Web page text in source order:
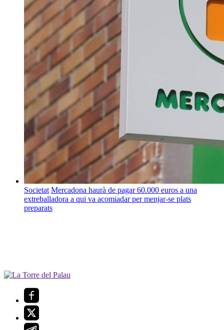
Societat Mercadona haurà de pagar 60.000 euros a una
extreballadora a qui va acomiadar per menjar-se plats
preparats